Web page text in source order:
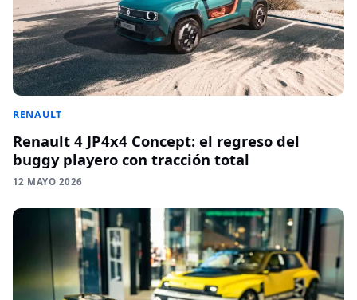
RENAULT
Renault 4 JP4x4 Concept: el regreso del
buggy playero con tracción total
12 MAYO 2026